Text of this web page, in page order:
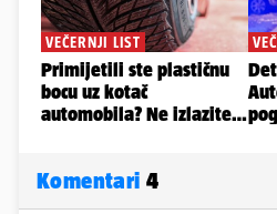
Komentari 4